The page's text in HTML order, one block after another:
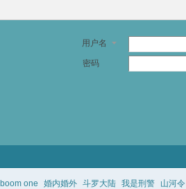
用户名
密码
boom one 婚内婚外 斗罗大陆 我是刑警 山河令